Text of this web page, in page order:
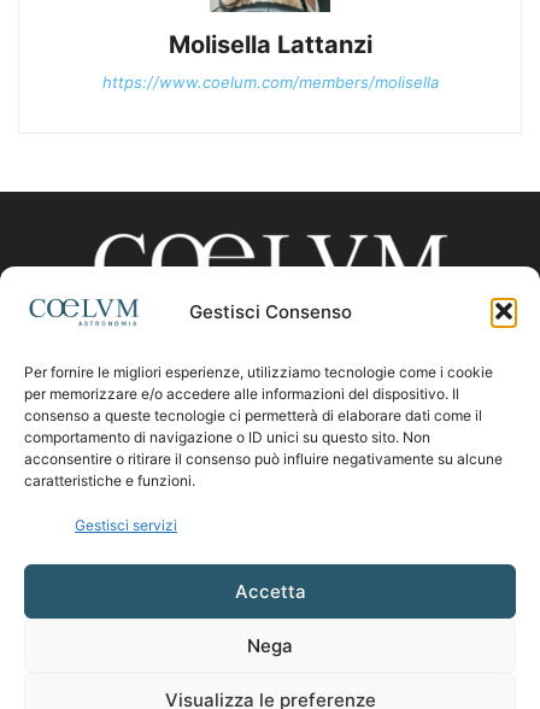
Gestisci Consenso
Per fornire le migliori esperienze, utilizziamo tecnologie come i cookie
per memorizzare e/o accedere alle informazioni del dispositivo. Il
consenso a queste tecnologie ci permetterà di elaborare dati come il
comportamento di navigazione o ID unici su questo sito. Non
acconsentire o ritirare il consenso può influire negativamente su alcune
caratteristiche e funzioni.
Gestisci servizi
Accetta
Nega
Visualizza le preferenze
Molisella Lattanzi
https://www.coelum.com/members/molisella
CHI SIAMO
Contattaci:coelumastro@coelum.com